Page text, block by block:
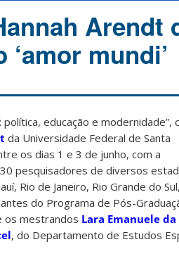
Arendt
‘amor mundi’
: política, educação e modernidade”,
da Universidade Federal de Santa
os dias 1 e 3 de junho, com a
pesquisadores de diversos
Rio de Janeiro, Rio Grande do
do Programa de Pós-
os mestrandos Lara Emanuele da
, do Departamento de Estudos